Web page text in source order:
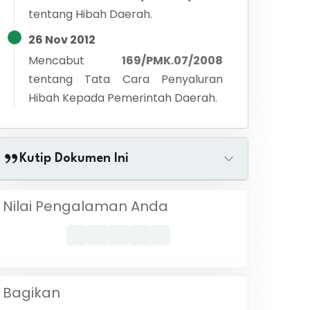
tentang Hibah Daerah.
26 Nov 2012
Mencabut
169/PMK.07/2008
tentang Tata Cara Penyaluran
Hibah Kepada Pemerintah Daerah.
Kutip Dokumen Ini
Nilai Pengalaman Anda
Bagikan